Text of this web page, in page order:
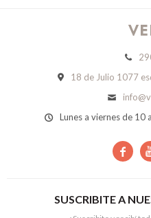
18 de Julio 1077
Lunes a viernes de 10

SUSCRIBITE A